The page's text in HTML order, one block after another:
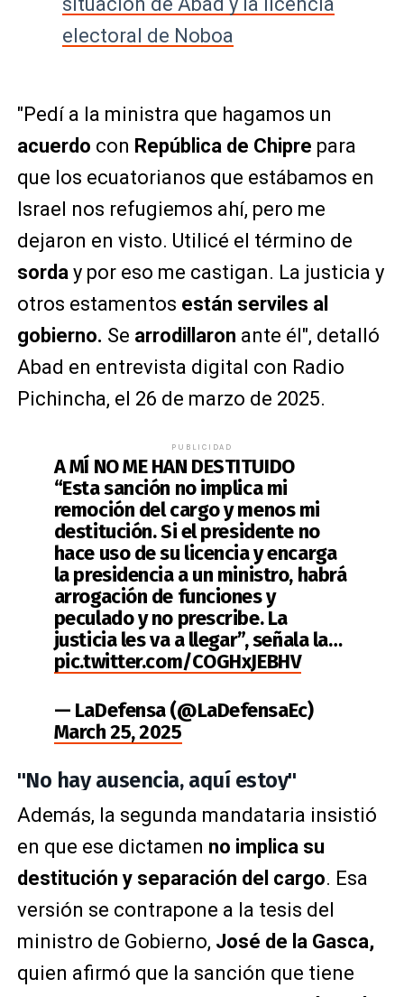
electoral de Noboa
"Pedí a la ministra que hagamos un
acuerdo con República de Chipre para
que los ecuatorianos que estábamos en
Israel nos refugiemos ahí, pero me
dejaron en visto. Utilicé el término de
sorday por eso me castigan. La justicia y
otros estamentos están serviles al
gobierno. Se arrodillaron ante él", detalló
Abad en entrevista digital con Radio
Pichincha, el 26 de marzo de 2025.
PUBLICIDAD
A MÍ NO ME HAN DESTITUIDO
“Esta sanción no implica mi
remoción del cargo y menos mi
destitución. Si el presidente no
hace uso de su licencia y encarga
la presidencia a un ministro, habrá
arrogación de funciones y
peculado y no prescribe. La
justicia les va a llegar”, señala la…
pic.twitter.com/COGHxJEBHV
— LaDefensa (@LaDefensaEc)
March 25, 2025
"No hay ausencia, aquí estoy"
Además, la segunda mandataria insistió
en que ese dictamen no implica su
destitución y separación del cargo. Esa
versión se contrapone a la tesis del
ministro de Gobierno, José de la Gasca,
quien afirmó que la sanción que tiene